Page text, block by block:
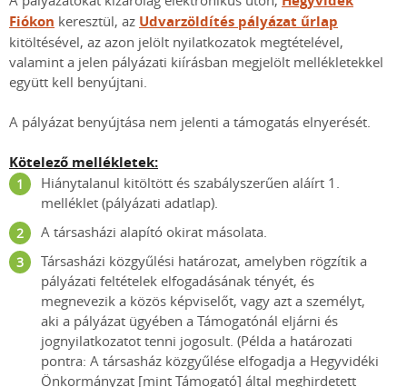
Fiókon keresztül, az Udvarzöldítés pályázat űrlap
kitöltésével, az azon jelölt nyilatkozatok megtételével,
valamint a jelen pályázati kiírásban megjelölt mellékletekkel
együtt kell benyújtani.
A pályázat benyújtása nem jelenti a támogatás elnyerését.
Kötelező mellékletek:
Hiánytalanul kitöltött és szabályszerűen aláírt 1.
melléklet (pályázati adatlap).
A társasházi alapító okirat másolata.
Társasházi közgyűlési határozat, amelyben rögzítik a
pályázati feltételek elfogadásának tényét, és
megnevezik a közös képviselőt, vagy azt a személyt,
aki a pályázat ügyében a Támogatónál eljárni és
jognyilatkozatot tenni jogosult. (Példa a határozati
pontra: A társasház közgyűlése elfogadja a Hegyvidéki
Önkormányzat [mint Támogató] által meghirdetett